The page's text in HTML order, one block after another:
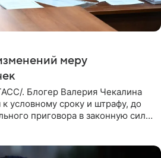
меру
. Блогер Валерия Чекалина
условному сроку и штрафу, до
приговора в законную силу